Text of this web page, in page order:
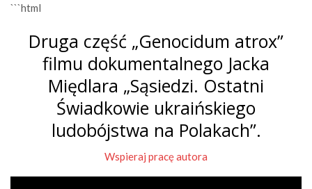
```html
Druga część „Genocidum atrox”
filmu dokumentalnego Jacka
Międlara „Sąsiedzi. Ostatni
Świadkowie ukraińskiego
ludobójstwa na Polakach”.
Wspieraj pracę autora